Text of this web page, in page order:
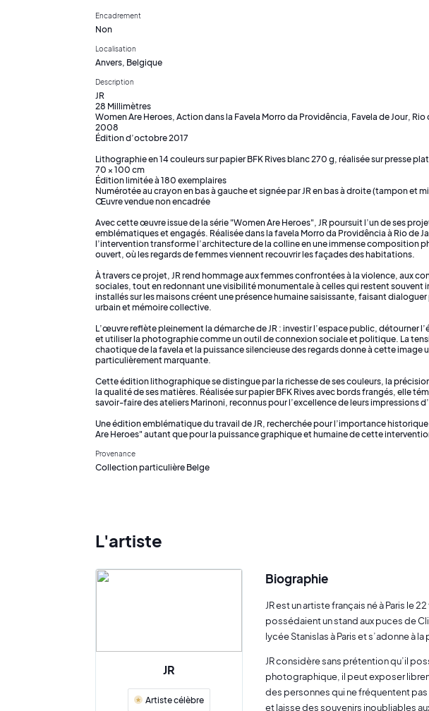
Encadrement
Non
Localisation
Anvers, Belgique
Description
JR
28 Millimètres
Women Are Heroes, Action dans la Favela Morro da Providência, Favela de Jour, Rio
2008
Édition d’octobre 2017
Lithographie en 14 couleurs sur papier BFK Rives blanc 270 g, réalisée sur presse
70 × 100 cm
Édition limitée à 180 exemplaires
Numérotée au crayon en bas à gauche et signée par JR en bas à droite (tampon et
Œuvre vendue non encadrée
Avec cette œuvre issue de la série "Women Are Heroes", JR poursuit l’un de ses
emblématiques et engagés. Réalisée dans la favela Morro da Providência à Rio de
l’intervention transforme l’architecture de la colline en une immense composition
ouvert, où les regards de femmes viennent recouvrir les façades des habitations.
À travers ce projet, JR rend hommage aux femmes confrontées à la violence, aux
sociales, tout en redonnant une visibilité monumentale à celles qui restent souvent
installés sur les maisons créent une présence humaine saisissante, faisant
urbain et mémoire collective.
L’œuvre reflète pleinement la démarche de JR : investir l’espace public, détourner
et utiliser la photographie comme un outil de connexion sociale et politique. La
chaotique de la favela et la puissance silencieuse des regards donne à cette image
particulièrement marquante.
Cette édition lithographique se distingue par la richesse de ses couleurs, la
la qualité de ses matières. Réalisée sur papier BFK Rives avec bords frangés, elle
savoir-faire des ateliers Marinoni, reconnus pour l’excellence de leurs impressions
Une édition emblématique du travail de JR, recherchée pour l’importance
Are Heroes" autant que pour la puissance graphique et humaine de cette
Provenance
Collection particulière Belge
L'artiste
JR
Artiste célèbre
Biographie
JR est un artiste français né à Paris le
possédaient un stand aux puces de
lycée Stanislas à Paris et s’adonne à
JR considère sans prétention qu’il
photographique, il peut exposer
des personnes qui ne fréquentent pas
et laisse des souvenirs inoubliables